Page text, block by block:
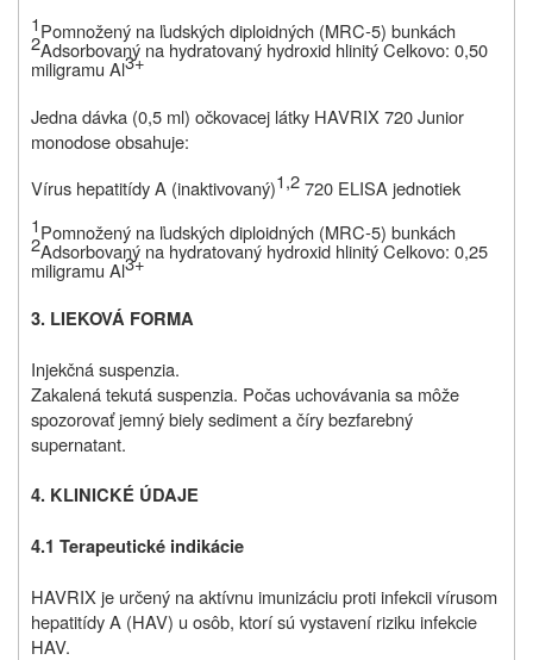
1Pomnožený na ľudských diploidných (MRC‑5) bunkách
2Adsorbovaný na hydratovaný hydroxid hlinitý Celkovo: 0,50
miligramu Al3+
Jedna dávka (0,5 ml) očkovacej látky HAVRIX 720 Junior
monodose obsahuje:
Vírus hepatitídy A (inaktivovaný)1,2720 ELISA jednotiek
1Pomnožený na ľudských diploidných (MRC‑5) bunkách
2Adsorbovaný na hydratovaný hydroxid hlinitý Celkovo: 0,25
miligramu Al3+
3. LIEKOVÁ FORMA
Injekčná suspenzia.
Zakalená tekutá suspenzia. Počas uchovávania sa môže
spozorovať jemný biely sediment a číry bezfarebný
supernatant.
4. KLINICKÉ ÚDAJE
4.1 Terapeutické indikácie
HAVRIX je určený na aktívnu imunizáciu proti infekcii vírusom
hepatitídy A (HAV) u osôb, ktorí sú vystavení riziku infekcie
HAV.